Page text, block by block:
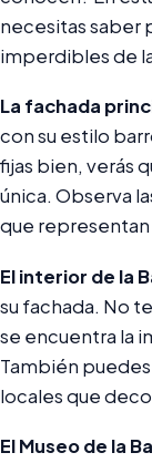
necesitas saber
imperdibles de
La fachada
con su estilo
fijas bien, verás
única. Observa
que
El interior de la
su fachada. No
se encuentra la
También
locales que
El Museo de la